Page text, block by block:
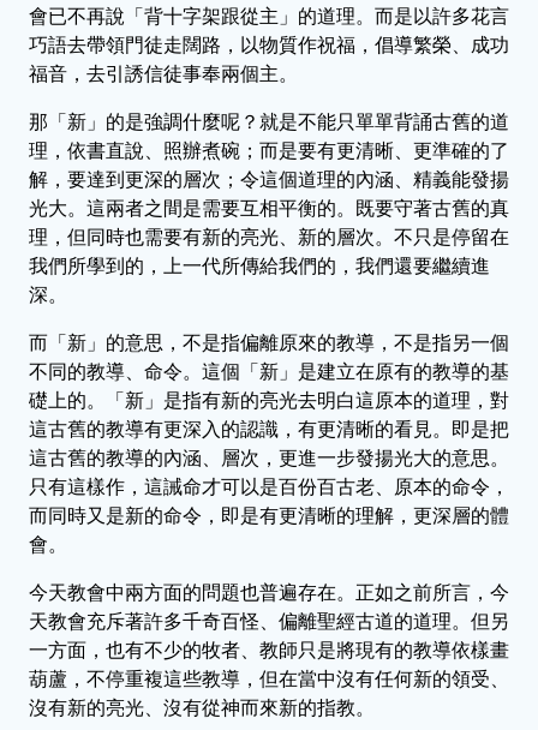
會已不再說「背十字架跟從主」的道理。而是以許多花言
巧語去帶領門徒走闊路，以物質作祝福，倡導繁榮、成功
福音，去引誘信徒事奉兩個主。
那「新」的是強調什麼呢？就是不能只單單背誦古舊的道
理，依書直說、照辦煮碗；而是要有更清晰、更準確的了
解，要達到更深的層次；令這個道理的內涵、精義能發揚
光大。這兩者之間是需要互相平衡的。既要守著古舊的真
理，但同時也需要有新的亮光、新的層次。不只是停留在
我們所學到的，上一代所傳給我們的，我們還要繼續進
深。
而「新」的意思，不是指偏離原來的教導，不是指另一個
不同的教導、命令。這個「新」是建立在原有的教導的基
礎上的。「新」是指有新的亮光去明白這原本的道理，對
這古舊的教導有更深入的認識，有更清晰的看見。即是把
這古舊的教導的內涵、層次，更進一步發揚光大的意思。
只有這樣作，這誡命才可以是百份百古老、原本的命令，
而同時又是新的命令，即是有更清晰的理解，更深層的體
會。
今天教會中兩方面的問題也普遍存在。正如之前所言，今
天教會充斥著許多千奇百怪、偏離聖經古道的道理。但另
一方面，也有不少的牧者、教師只是將現有的教導依樣畫
葫蘆，不停重複這些教導，但在當中沒有任何新的領受、
沒有新的亮光、沒有從神而來新的指教。